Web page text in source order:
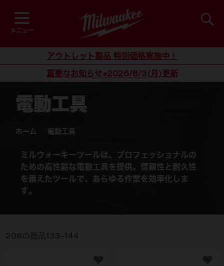
メニュー
検索
コンテンツにスキップアウトレット製品 特別価格実施中！
重要なお知らせ※2026/8/3(月)更新
電動工具
ホーム / 電動工具
ミルウォーキーツールは、プロフェッショナルの
ための高性能な電動工具を提供。信頼性と耐久性
を備えたツールで、あらゆる作業を効率化しま
す。
208の商品133-144